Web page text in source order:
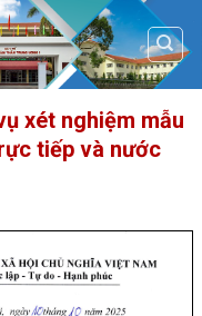
xét nghiệm mẫu
tiếp và nước